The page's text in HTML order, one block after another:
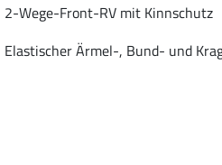
2-Wege-Front-RV mit Kinnschutz
Elastischer Ärmel-, Bund- und